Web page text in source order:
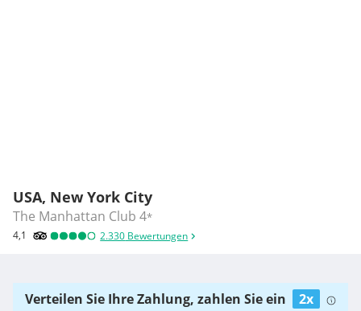
USA, New York City
The Manhattan Club 4*
4,1 2.330 Bewertungen
Verteilen Sie Ihre Zahlung, zahlen Sie ein 2x